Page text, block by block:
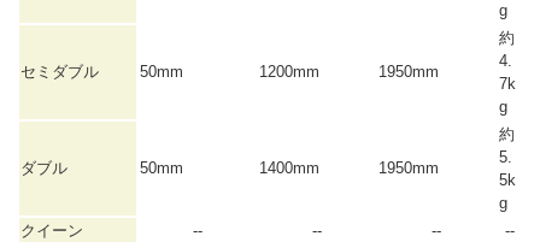
g
セミダブル 50mm 1200mm 1950mm
約
4.
7k
g
ダブル 50mm 1400mm 1950mm
約
5.
5k
g
クイーン
-- -- -- --